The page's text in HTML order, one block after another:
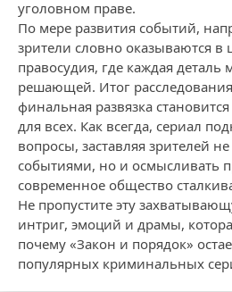
уголовном праве.
По мере развития событий,
зрители словно оказываются в
правосудия, где каждая деталь
решающей. Итог
финальная развязка
для всех. Как всегда, сериал
вопросы, заставляя зрителей
событиями, но и осмысливать
современное общество
Не пропустите эту
интриг, эмоций и драмы,
почему «Закон и порядок»
популярных криминальных